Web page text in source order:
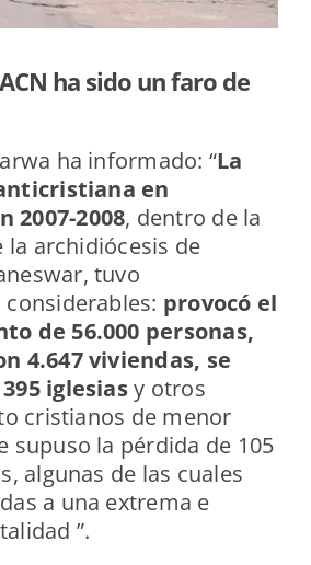
ha sido un faro de
ha informado: “La
en
2007-2008, dentro de la
archidiócesis de
tuvo
provocó el
de 56.000 personas,
4.647 viviendas, se
iglesiasy otros
cristianos de menor
supuso la pérdida de 105
algunas de las cuales
a una extrema e
”.